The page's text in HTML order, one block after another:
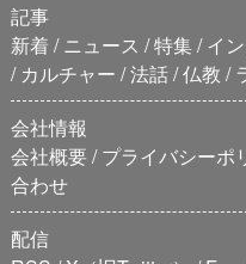
記事
新着
ニュース 特集 イ
カルチャー 法話 仏教
会社情報
会社概要 プライバシーポ
合わせ
配信